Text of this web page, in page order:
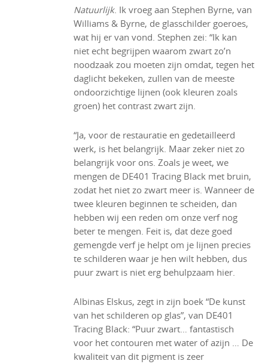
Natuurlijk. Ik vroeg aan Stephen Byrne, van
Williams & Byrne, de glasschilder goeroes,
wat hij er van vond. Stephen zei: “Ik kan
niet echt begrijpen waarom zwart zo’n
noodzaak zou moeten zijn omdat, tegen het
daglicht bekeken, zullen van de meeste
ondoorzichtige lijnen (ook kleuren zoals
groen) het contrast zwart zijn.
“Ja, voor de restauratie en gedetailleerd
werk, is het belangrijk. Maar zeker niet zo
belangrijk voor ons. Zoals je weet, we
mengen de DE401 Tracing Black met bruin,
zodat het niet zo zwart meer is. Wanneer de
twee kleuren beginnen te scheiden, dan
hebben wij een reden om onze verf nog
beter te mengen. Feit is, dat deze goed
gemengde verf je helpt om je lijnen precies
te schilderen waar je hen wilt hebben, dus
puur zwart is niet erg behulpzaam hier.
Albinas Elskus, zegt in zijn boek “De kunst
van het schilderen op glas”, van DE401
Tracing Black: “Puur zwart… fantastisch
voor het contouren met water of azijn … De
kwaliteit van dit pigment is zeer